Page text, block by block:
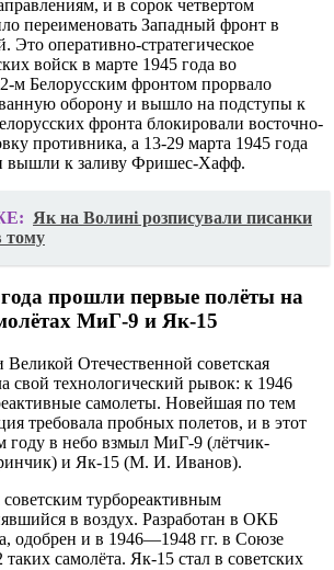
и в сорок четвертом
переименовать Западный фронт в
Это оперативно-стратегическое
войск в марте 1945 года во
м Белорусским фронтом прорвало
оборону и вышло на подступы к
фронта блокировали восточно-
противника, а 13-29 марта 1945 года
вышли к заливу Фришес-Хафф.
Як на Волині розписували писанки
тому
прошли первые полёты на
МиГ-9 и Як-15
Отечественной советская
свой технологический рывок: к 1946
самолеты. Новейшая по тем
требовала пробных полетов, и в этот
году в небо взмыл МиГ-9 (лётчик-
и Як-15 (М. И. Иванов).
турбореактивным
в воздух. Разработан в ОКБ
одобрен и в 1946—1948 гг. в Союзе
самолёта. Як-15 стал в советских